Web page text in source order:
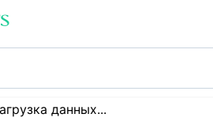
Loading...
данных...